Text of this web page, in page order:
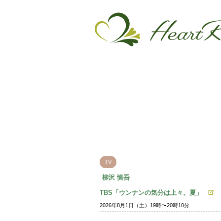
TV
柳沢 慎吾
TBS「ウンナンの気分は上々。夏」
2026年8月1日（土）19時〜20時10分